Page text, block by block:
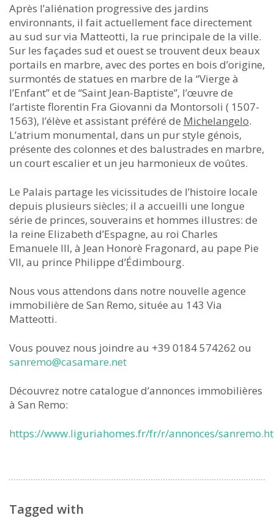
Après l’aliénation progressive des jardins
environnants, il fait actuellement face directement
au sud sur via Matteotti, la rue principale de la ville.
Sur les façades sud et ouest se trouvent deux beaux
portails en marbre, avec des portes en bois d’origine,
surmontés de statues en marbre de la “Vierge à
l’Enfant” et de “Saint Jean-Baptiste”, l’œuvre de
l’artiste florentin Fra Giovanni da Montorsoli ( 1507-
1563), l’élève et assistant préféré de Michelangelo.
L’atrium monumental, dans un pur style génois,
présente des colonnes et des balustrades en marbre,
un court escalier et un jeu harmonieux de voûtes.
Le Palais partage les vicissitudes de l’histoire locale
depuis plusieurs siècles; il a accueilli une longue
série de princes, souverains et hommes illustres: de
la reine Elizabeth d’Espagne, au roi Charles
Emanuele III, à Jean Honorè Fragonard, au pape Pie
VII, au prince Philippe d’Édimbourg.
Nous vous attendons dans notre nouvelle agence
immobilière de San Remo, située au 143 Via
Matteotti.
Vous pouvez nous joindre au +39 0184 574262 ou
sanremo@casamare.net
Découvrez notre catalogue d’annonces immobilières
à San Remo:
https://www.liguriahomes.fr/fr/r/annonces/
Tagged with